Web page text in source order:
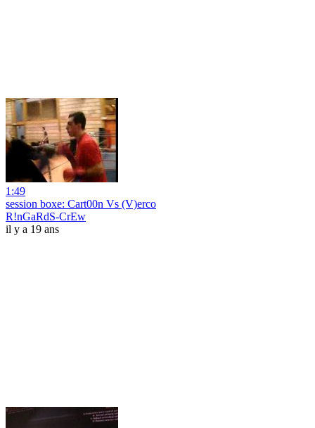
1:49
session boxe: Cart00n Vs (V)erco
R!nGaRdS-CrEw
il y a 19 ans